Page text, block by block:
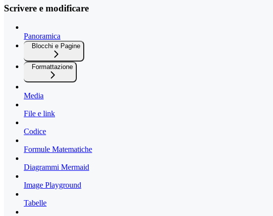
Scrivere e modificare
Panoramica
Blocchi e Pagine
Formattazione
Media
File e link
Codice
Formule Matematiche
Diagrammi Mermaid
Image Playground
Tabelle